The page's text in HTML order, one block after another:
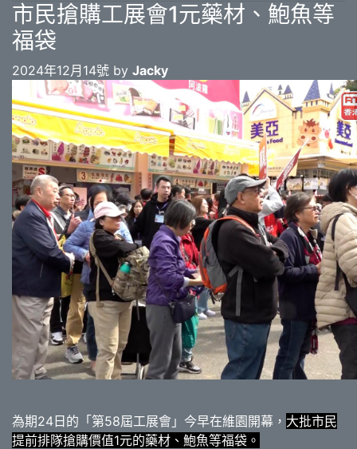
市民搶購工展會1元藥材、鮑魚等
福袋
2024年12月14號 by Jacky
為期24日的「第58屆工展會」今早在維園開幕， 大批市民
提前排隊搶購價值1元的藥材、鮑魚等福袋。